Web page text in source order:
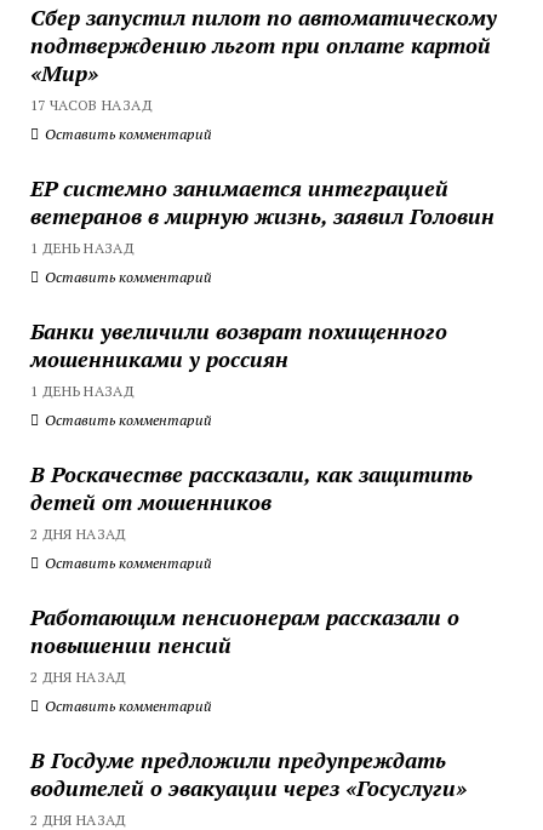
Сбер запустил пилот по автоматическому
подтверждению льгот при оплате картой
«Мир»
17 ЧАСОВ НАЗАД
Оставить комментарий
ЕР системно занимается интеграцией
ветеранов в мирную жизнь, заявил Головин
1 ДЕНЬ НАЗАД
Оставить комментарий
Банки увеличили возврат похищенного
мошенниками у россиян
1 ДЕНЬ НАЗАД
Оставить комментарий
В Роскачестве рассказали, как защитить
детей от мошенников
2 ДНЯ НАЗАД
Оставить комментарий
Работающим пенсионерам рассказали о
повышении пенсий
2 ДНЯ НАЗАД
Оставить комментарий
В Госдуме предложили предупреждать
водителей о эвакуации через «Госуслуги»
2 ДНЯ НАЗАД